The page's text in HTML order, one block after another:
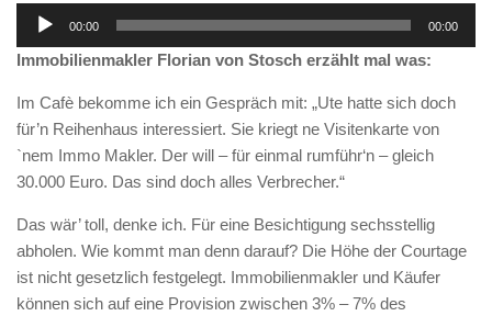
Audio-
00:00 00:00
Immobilienmakler Florian von Stosch erzählt mal was:
Im Cafè bekomme ich ein Gespräch mit: „Ute hatte sich doch
für’n Reihenhaus interessiert. Sie kriegt ne Visitenkarte von
`nem Immo Makler. Der will – für einmal rumführ‘n – gleich
30.000 Euro. Das sind doch alles Verbrecher.“
Das wär’ toll, denke ich. Für eine Besichtigung sechsstellig
abholen. Wie kommt man denn darauf? Die Höhe der Courtage
ist nicht gesetzlich festgelegt. Immobilienmakler und Käufer
können sich auf eine Provision zwischen 3% – 7% des